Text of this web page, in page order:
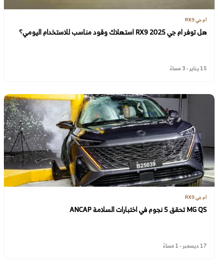
ام جي RX9
هل توفر ام جي RX9 2025 استهلاك وقود مناسب للاستخدام اليومي؟
15 يناير - 3 مساءً
ام جي RX9
MG QS تحقق 5 نجوم في اختبارات السلامة ANCAP
17 ديسمبر - 1 مساءً